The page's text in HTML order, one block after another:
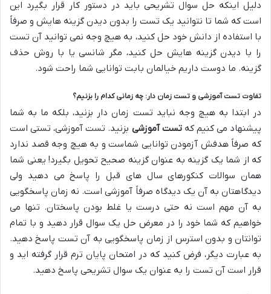
دلیل اینکه حل سوال تشریحی باید در دستور کار قرار بگیرد این
است که شما تا نتوانید یک تست را بدون دیدن گزینه هایش و صرفاً
با استفاده از دانش خود حل کنید، به هیچ وجه نمی توانید آن تست
را با دیدن گزینه هایش حل کنید، مگر شانسی یا با روش حذف
گزینه. ما دوست داریم خیالمان بابت توانایی شما راحت شود.
تفاوت تست آموزشی و تست زمان دار: چه زمانی کدام را بزنیم؟
در ابتدا به هیچ وجه نباید تست زمان دار بزنید، بلکه ما به شما
پیشنهاد می کنیم کهتست آموزشی بزنید. تست آموزشی، تستی است
که صرفاً هدفش آزمودن توانایی شماست و به هیچ وجه قصد ندارد
که از شما یک گزینه به عنوان گزینه صحیح تحویل بگیرد! یعنی شما
همان سوالات کنکورهای سال های قبل را پاسخ می دهید ولی
دیدگاهتان به آن یک دیدگاه صرفاً آموزشی است. نه زمان پاسخگویی
به آن مهم است نه حتی درست یا غلط بودن پاسختان. تنها می
خواهیم که شما خود را در معرض حل یک سوال قرار دهید و با تمام
توانتان و بدون استرس از زمان پاسخگویی به آن تست پاسخ دهید.
به عبارت دیگر، فرض کنید که در امتحان پایان ترم قرار گرفته اید و
قرار است آن تست را به عنوان یک سوال تشریحی پاسخ دهید.